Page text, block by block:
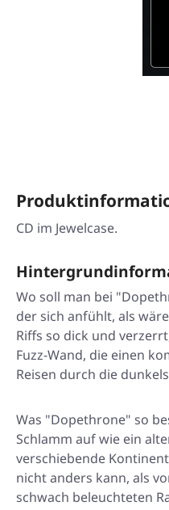
CD im Jewelcase.
Wo soll man bei
der sich anfühlt, als
Riffs so dick und
Fuzz-Wand, die einen
Reisen durch die
Was "Dopethrone" so
Schlamm auf wie ein
verschiebende
nicht anders kann, als
schwach beleuchteten